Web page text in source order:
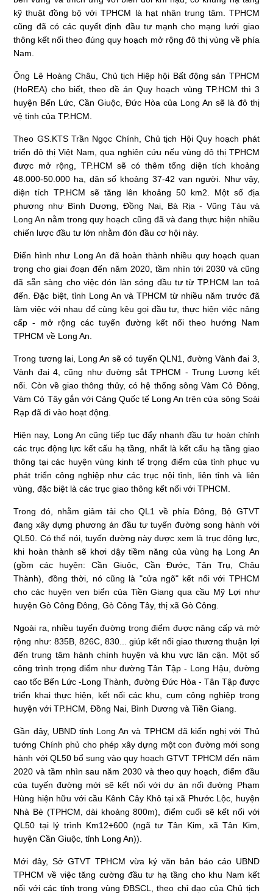
kỹ thuật đồng bộ với TPHCM là hạt nhân trung tâm. TPHCM
cũng đã có các quyết định đầu tư mạnh cho mạng lưới giao
thông kết nối theo đúng quy hoạch mở rộng đô thị vùng về phía
Nam.
Ông Lê Hoàng Châu, Chủ tịch Hiệp hội Bất động sản TPHCM
(HoREA) cho biết, theo đề án Quy hoạch vùng TP.HCM thì 3
huyện Bến Lức, Cần Giuộc, Đức Hòa của Long An sẽ là đô thị
vệ tinh của TP.HCM.
Theo GS.KTS Trần Ngọc Chính, Chủ tịch Hội Quy hoạch phát
triển đô thị Việt Nam, qua nghiên cứu nếu vùng đô thị TPHCM
được mở rộng, TP.HCM sẽ có thêm tổng diện tích khoảng
48.000-50.000 ha, dân số khoảng 37-42 vạn người. Như vậy,
diện tích TP.HCM sẽ tăng lên khoảng 50 km2. Một số địa
phương như Bình Dương, Đồng Nai, Bà Rịa - Vũng Tàu và
Long An nằm trong quy hoạch cũng đã và đang thực hiện nhiều
chiến lược đầu tư lớn nhằm đón đầu cơ hội này.
Điển hình như Long An đã hoàn thành nhiều quy hoạch quan
trọng cho giai đoạn đến năm 2020, tầm nhìn tới 2030 và cũng
đã sẵn sàng cho việc đón làn sóng đầu tư từ TP.HCM lan toả
đến. Đặc biệt, tỉnh Long An và TPHCM từ nhiều năm trước đã
làm việc với nhau để cùng kêu gọi đầu tư, thực hiện việc nâng
cấp - mở rộng các tuyến đường kết nối theo hướng Nam
TPHCM về Long An.
Trong tương lai, Long An sẽ có tuyến QLN1, đường Vành đai 3,
Vành đai 4, cũng như đường sắt TPHCM - Trung Lương kết
nối. Còn về giao thông thủy, có hệ thống sông Vàm Cỏ Đông,
Vàm Cỏ Tây gắn với Cảng Quốc tế Long An trên cửa sông Soài
Rạp đã đi vào hoạt động.
Hiện nay, Long An cũng tiếp tục đẩy nhanh đầu tư hoàn chỉnh
các trục động lực kết cấu hạ tầng, nhất là kết cấu hạ tầng giao
thông tại các huyện vùng kinh tế trọng điểm của tỉnh phục vụ
phát triển công nghiệp như các trục nội tỉnh, liên tỉnh và liên
vùng, đặc biệt là các trục giao thông kết nối với TPHCM.
Trong đó, nhằm giảm tải cho QL1 về phía Đông, Bộ GTVT
đang xây dựng phương án đầu tư tuyến đường song hành với
QL50. Có thể nói, tuyến đường này được xem là trục động lực,
khi hoàn thành sẽ khơi dậy tiềm năng của vùng hạ Long An
(gồm các huyện: Cần Giuộc, Cần Đước, Tân Trụ, Châu
Thành), đồng thời, nó cũng là "cửa ngõ" kết nối với TPHCM
cho các huyện ven biển của Tiền Giang qua cầu Mỹ Lợi như
huyện Gò Công Đông, Gò Công Tây, thị xã Gò Công.
Ngoài ra, nhiều tuyến đường trọng điểm được nâng cấp và mở
rộng như: 835B, 826C, 830... giúp kết nối giao thương thuận lợi
đến trung tâm hành chính huyện và khu vực lân cận. Một số
công trình trọng điểm như đường Tân Tập - Long Hậu, đường
cao tốc Bến Lức -Long Thành, đường Đức Hòa - Tân Tập được
triển khai thực hiện, kết nối các khu, cụm công nghiệp trong
huyện với TP.HCM, Đồng Nai, Bình Dương và Tiền Giang.
Gần đây, UBND tỉnh Long An và TPHCM đã kiến nghị với Thủ
tướng Chính phủ cho phép xây dựng một con đường mới song
hành với QL50 bổ sung vào quy hoạch GTVT TPHCM đến năm
2020 và tầm nhìn sau năm 2030 và theo quy hoạch, điểm đầu
của tuyến đường mới sẽ kết nối với dự án nối đường Phạm
Hùng hiện hữu với cầu Kênh Cây Khô tại xã Phước Lộc, huyện
Nhà Bè (TPHCM, dài khoảng 800m), điểm cuối sẽ kết nối với
QL50 tại lý trình Km12+600 (ngã tư Tân Kim, xã Tân Kim,
huyện Cần Giuộc, tỉnh Long An)).
Mới đây, Sở GTVT TPHCM vừa ký văn bản báo cáo UBND
TPHCM về việc tăng cường đầu tư hạ tầng cho khu Nam kết
nối với các tỉnh trong vùng ĐBSCL, theo chỉ đạo của Chủ tịch